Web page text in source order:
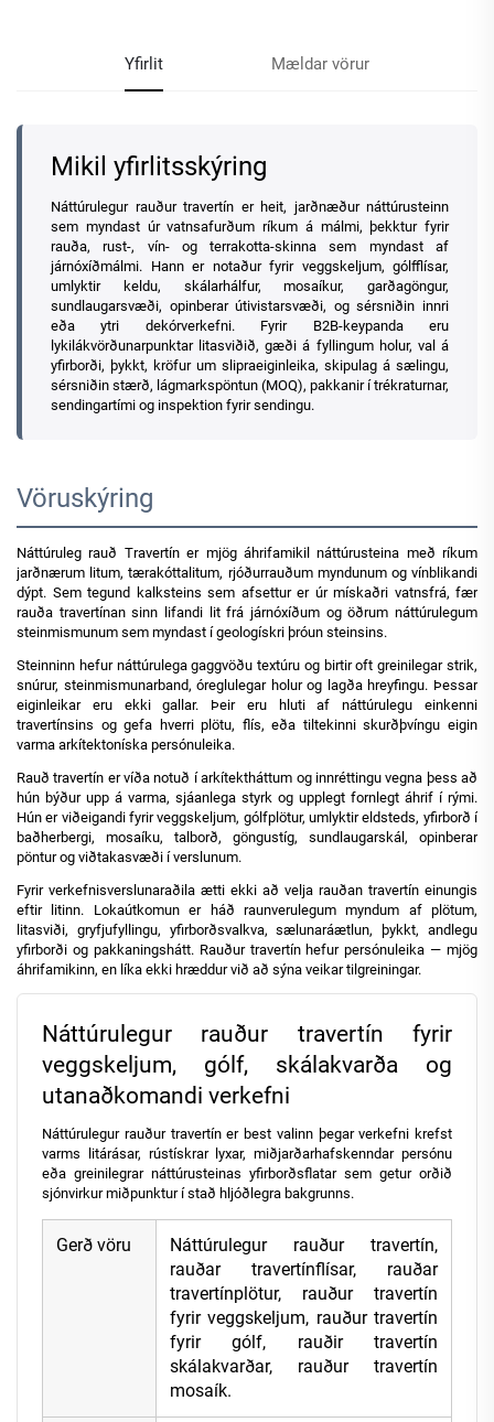
Yfirlit Mældar vörur
Mikil yfirlitsskýring
Náttúrulegur rauður travertín er heit, jarðnæður náttúrusteinn
sem myndast úr vatnsafurðum ríkum á málmi, þekktur fyrir
rauða, rust-, vín- og terrakotta-skinna sem myndast af
járnóxíðmálmi. Hann er notaður fyrir veggskeljum, gólfflísar,
umlyktir keldu, skálarhálfur, mosaíkur, garðagöngur,
sundlaugarsvæði, opinberar útivistarsvæði, og sérsniðin innri
eða ytri dekórverkefni. Fyrir B2B-keypanda eru
lykilákvörðunarpunktar litasviðið, gæði á fyllingum holur, val á
yfirborði, þykkt, kröfur um slipraeiginleika, skipulag á sælingu,
sérsniðin stærð, lágmarkspöntun (MOQ), pakkanir í trékraturnar,
sendingartími og inspektion fyrir sendingu.
Vöruskýring
Náttúruleg rauð Travertín er mjög áhrifamikil náttúrusteina með ríkum
jarðnærum litum, tærakóttalitum, rjóðurrauðum myndunum og vínblikandi
dýpt. Sem tegund kalksteins sem afsettur er úr mískaðri vatnsfrá, fær
rauða travertínan sinn lifandi lit frá járnóxíðum og öðrum náttúrulegum
steinmismunum sem myndast í geologískri þróun steinsins.
Steinninn hefur náttúrulega gaggvöðu textúru og birtir oft greinilegar strik,
snúrur, steinmismunarband, óreglulegar holur og lagða hreyfingu. Þessar
eiginleikar eru ekki gallar. Þeir eru hluti af náttúrulegu einkenni
travertínsins og gefa hverri plötu, flís, eða tiltekinni skurðþvíngu eigin
varma arkítektoníska persónuleika.
Rauð travertín er víða notuð í arkítektháttum og innréttingu vegna þess að
hún býður upp á varma, sjáanlega styrk og upplegt fornlegt áhrif í rými.
Hún er viðeigandi fyrir veggskeljum, gólfplötur, umlyktir eldsteds, yfirborð í
baðherbergi, mosaíku, talborð, göngustíg, sundlaugarskál, opinberar
pöntur og viðtakasvæði í verslunum.
Fyrir verkefnisverslunaraðila ætti ekki að velja rauðan travertín einungis
eftir litinn. Lokaútkomun er háð raunverulegum myndum af plötum,
litasviði, gryfjufyllingu, yfirborðsvalkva, sælunaráætlun, þykkt, andlegu
yfirborði og pakkaningshátt. Rauður travertín hefur persónuleika — mjög
áhrifamikinn, en líka ekki hræddur við að sýna veikar tilgreiningar.
Náttúrulegur rauður travertín fyrir
veggskeljum, gólf, skálakvarða og
utanaðkomandi verkefni
Náttúrulegur rauður travertín er best valinn þegar verkefni krefst
varms litárásar, rústískrar lyxar, miðjarðarhafskenndar persónu
eða greinilegrar náttúrusteinas yfirborðsflatar sem getur orðið
sjónvirkur miðpunktur í stað hljóðlegra bakgrunns.
Gerð vöru
Náttúrulegur rauður travertín,
rauðar travertínflísar, rauðar
travertínplötur, rauður travertín
fyrir veggskeljum, rauður travertín
fyrir gólf, rauðir travertín
skálakvarðar, rauður travertín
mosaík.